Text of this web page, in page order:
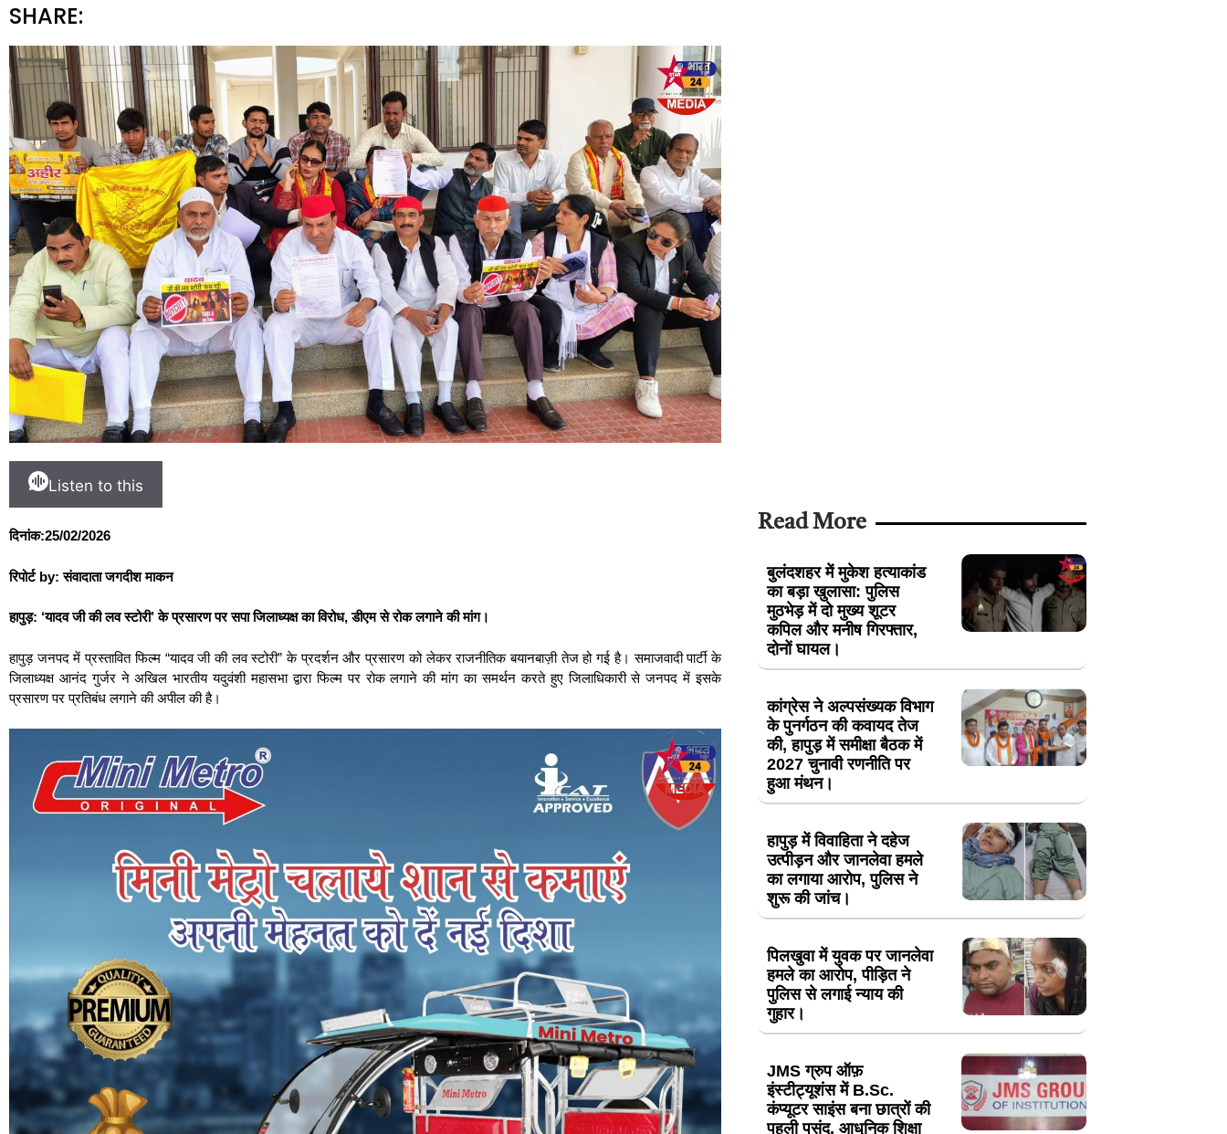
SHARE:
Listen to this
दिनांक:25/02/2026
रिपोर्ट by: संवादाता जगदीश माकन
हापुड़: ‘यादव जी की लव स्टोरी’ के प्रसारण पर सपा जिलाध्यक्ष का विरोध, डीएम से रोक लगाने की मांग।
हापुड़ जनपद में प्रस्तावित फिल्म “यादव जी की लव स्टोरी” के प्रदर्शन और प्रसारण को लेकर राजनीतिक बयानबाज़ी तेज हो गई है। समाजवादी पार्टी के
जिलाध्यक्ष आनंद गुर्जर ने अखिल भारतीय यदुवंशी महासभा द्वारा फिल्म पर रोक लगाने की मांग का समर्थन करते हुए जिलाधिकारी से जनपद में इसके
प्रसारण पर प्रतिबंध लगाने की अपील की है।
Read More
बुलंदशहर में मुकेश हत्याकांड
का बड़ा खुलासा: पुलिस
मुठभेड़ में दो मुख्य शूटर
कपिल और मनीष गिरफ्तार,
दोनों घायल।
कांग्रेस ने अल्पसंख्यक विभाग
के पुनर्गठन की कवायद तेज
की, हापुड़ में समीक्षा बैठक में
2027 चुनावी रणनीति पर
हुआ मंथन।
हापुड़ में विवाहिता ने दहेज
उत्पीड़न और जानलेवा हमले
का लगाया आरोप, पुलिस ने
शुरू की जांच।
पिलखुवा में युवक पर जानलेवा
हमले का आरोप, पीड़ित ने
पुलिस से लगाई न्याय की
गुहार।
JMS ग्रुप ऑफ़
इंस्टीट्यूशंस में B.Sc.
कंप्यूटर साइंस बना छात्रों की
पहली पसंद, आधुनिक शिक्षा